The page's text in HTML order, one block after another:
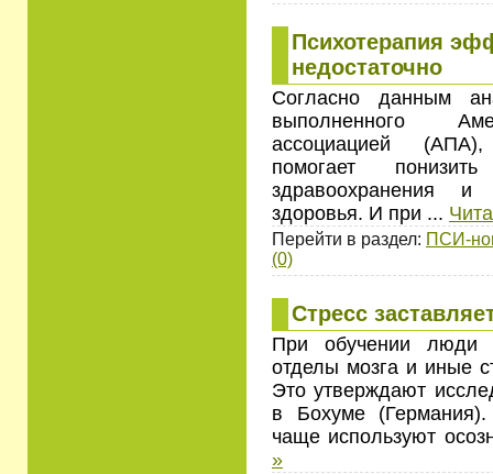
Психотерапия
недостаточно
Согласно данным
выполненного
ассоциацией
помогает
здравоохранения и
здоровья. И при ...
Перейти в раздел: ПСИ-
(0)
Стресс
При обучении люди
отделы мозга и иные
Это утверждают
в Бохуме
чаще используют
»